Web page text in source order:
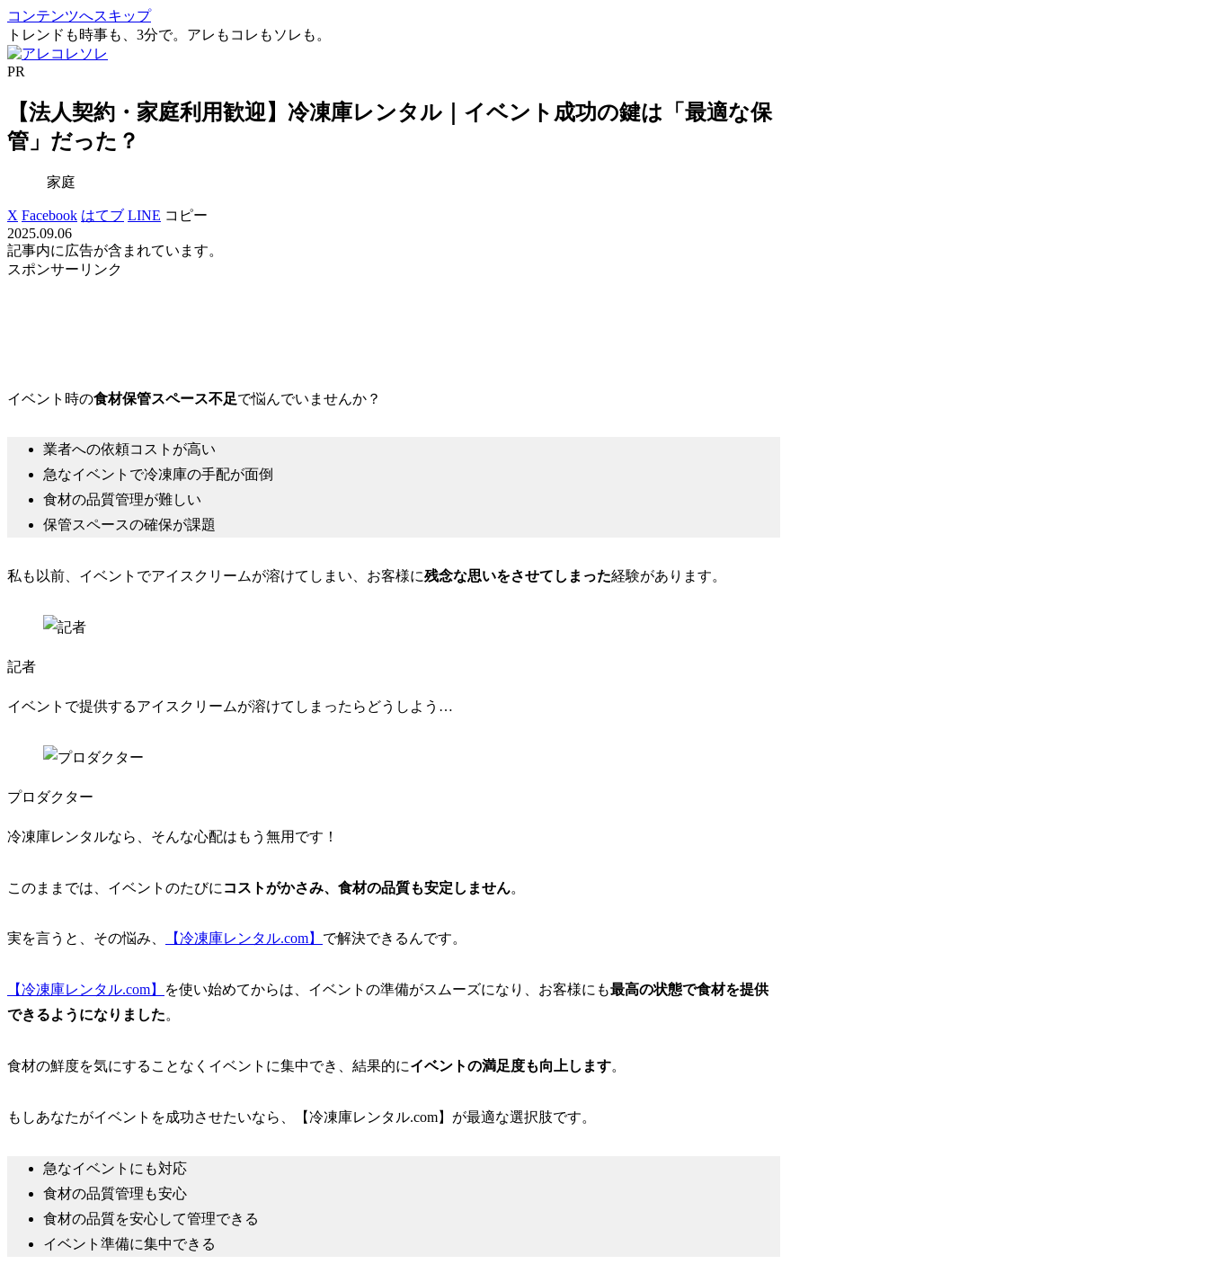
コンテンツへスキップ
トレンドも時事も、3分で。アレもコレもソレも。
PR
【法人契約・家庭利用歓迎】冷凍庫レンタル｜イベント成功の鍵は「最適な保
管」だった？
家庭
X Facebook はてブ LINE コピー
2025.09.06
記事内に広告が含まれています。
スポンサーリンク
イベント時の食材保管スペース不足で悩んでいませんか？
業者への依頼コストが高い
急なイベントで冷凍庫の手配が面倒
食材の品質管理が難しい
保管スペースの確保が課題
私も以前、イベントでアイスクリームが溶けてしまい、お客様に残念な思いをさせてしまった経験があります。
記者
イベントで提供するアイスクリームが溶けてしまったらどうしよう…
プロダクター
冷凍庫レンタルなら、そんな心配はもう無用です！
このままでは、イベントのたびに コストがかさみ、食材の品質も安定しません。
実を言うと、その悩み、 【冷凍庫レンタル.com】 で解決できるんです。
【冷凍庫レンタル.com】 を使い始めてからは、イベントの準備がスムーズになり、お客様にも最高の状態で食材を提供
できるようになりました。
食材の鮮度を気にすることなくイベントに集中でき、結果的にイベントの満足度も向上します。
もしあなたがイベントを成功させたいなら、【冷凍庫レンタル.com】が最適な選択肢です。
急なイベントにも対応
食材の品質管理も安心
食材の品質を安心して管理できる
イベント準備に集中できる